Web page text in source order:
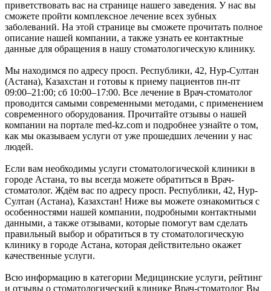
приветствовать вас на странице нашего заведения. У нас вы
сможете пройти комплексное лечение всех зубных
заболеваний. На этой странице вы сможете прочитать полное
описание нашей компании, а также узнать ее контактные
данные для обращения в нашу стоматологическую клинику.
Мы находимся по адресу просп. Республики, 42, Нур-Султан
(Астана), Казахстан и готовы к приему пациентов пн-пт
09:00–21:00; сб 10:00–17:00. Все лечение в Врач-стоматолог
проводится самыми современными методами, с применением
современного оборудования. Прочитайте отзывы о нашей
компании на портале med-kz.com и подробнее узнайте о том,
как мы оказываем услуги от уже прошедших лечении у нас
людей.
Если вам необходимы услуги стоматологической клиники в
городе Астана, то вы всегда можете обратиться в Врач-
стоматолог. Ждём вас по адресу просп. Республики, 42, Нур-
Султан (Астана), Казахстан! Ниже вы можете ознакомиться с
особенностями нашей компании, подробными контактными
данными, а также отзывами, которые помогут вам сделать
правильный выбор и обратиться в ту стоматологическую
клинику в городе Астана, которая действительно окажет
качественные услуги.
Всю информацию в категории Медицинские услуги, рейтинг
и отзывы о стоматологический клинике Врач-стоматолог Вы